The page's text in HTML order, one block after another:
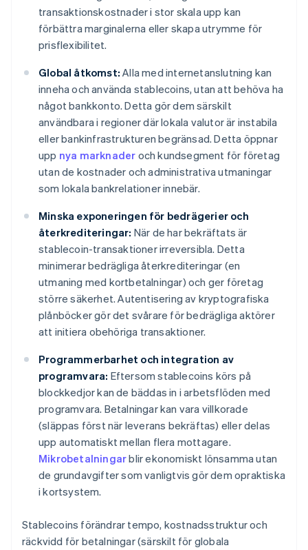
transaktionskostnader i stor skala upp kan
förbättra marginalerna eller skapa utrymme för
prisflexibilitet.
Global åtkomst: Alla med internetanslutning kan
inneha och använda stablecoins, utan att behöva ha
något bankkonto. Detta gör dem särskilt
användbara i regioner där lokala valutor är instabila
eller bankinfrastrukturen begränsad. Detta öppnar
upp nya marknader och kundsegment för företag
utan de kostnader och administrativa utmaningar
som lokala bankrelationer innebär.
Minska exponeringen för bedrägerier och
återkrediteringar: När de har bekräftats är
stablecoin-transaktioner irreversibla. Detta
minimerar bedrägliga återkrediteringar (en
utmaning med kortbetalningar) och ger företag
större säkerhet. Autentisering av kryptografiska
plånböcker gör det svårare för bedrägliga aktörer
att initiera obehöriga transaktioner.
Programmerbarhet och integration av
programvara: Eftersom stablecoins körs på
blockkedjor kan de bäddas in i arbetsflöden med
programvara. Betalningar kan vara villkorade
(släppas först när leverans bekräftas) eller delas
upp automatiskt mellan flera mottagare.
Mikrobetalningarblir ekonomiskt lönsamma utan
de grundavgifter som vanligtvis gör dem opraktiska
i kortsystem.
Stablecoins förändrar tempo, kostnadsstruktur och
räckvidd för betalningar (särskilt för globala